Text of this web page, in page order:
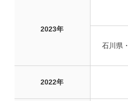
2023年
石川県
2022年